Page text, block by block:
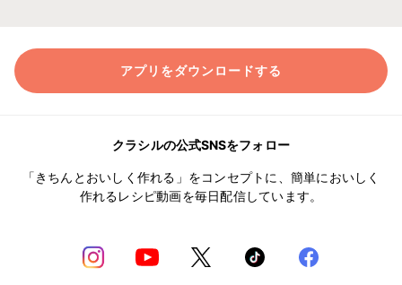
アプリをダウンロードする
クラシルの公式SNSをフォロー
「きちんとおいしく作れる」をコンセプトに、簡単においしく
作れるレシピ動画を毎日配信しています。